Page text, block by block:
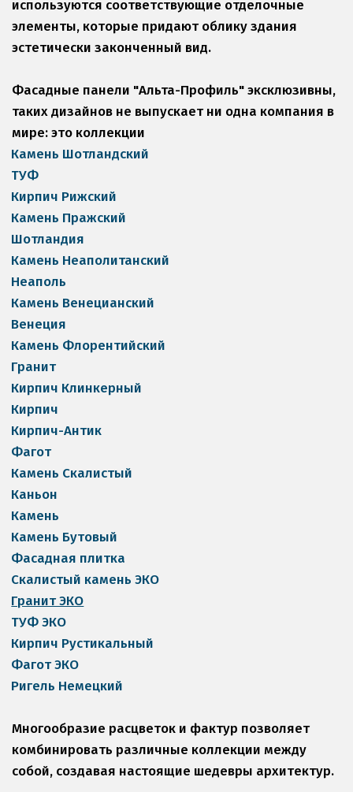
используются соответствующие отделочные
элементы, которые придают облику здания
эстетически законченный вид.
Фасадные панели "Альта-Профиль" эксклюзивны,
таких дизайнов не выпускает ни одна компания в
мире: это коллекции
Камень Шотландский
ТУФ
Кирпич Рижский
Камень Пражский
Шотландия
Камень Неаполитанский
Неаполь
Камень Венецианский
Венеция
Камень Флорентийский
Гранит
Кирпич Клинкерный
Кирпич
Кирпич-Антик
Фагот
Камень Скалистый
Каньон
Камень
Камень Бутовый
Фасадная плитка
Скалистый камень ЭКО
Гранит ЭКО
ТУФ ЭКО
Кирпич Рустикальный
Фагот ЭКО
Ригель Немецкий
Многообразие расцветок и фактур позволяет
комбинировать различные коллекции между
собой, создавая настоящие шедевры архитектур.